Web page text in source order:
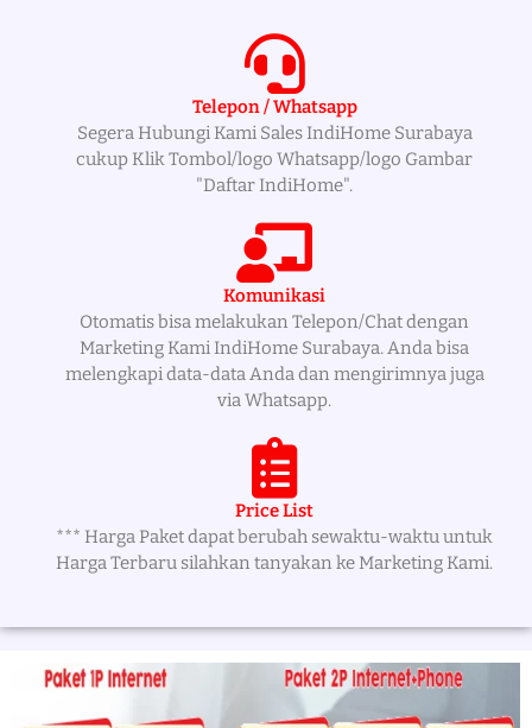
Telepon / Whatsapp
Segera Hubungi Kami Sales IndiHome Surabaya
cukup Klik Tombol/logo Whatsapp/logo Gambar
"Daftar IndiHome".
Komunikasi
Otomatis bisa melakukan Telepon/Chat dengan
Marketing Kami IndiHome Surabaya. Anda bisa
melengkapi data-data Anda dan mengirimnya juga
via Whatsapp.
Price List
*** Harga Paket dapat berubah sewaktu-waktu untuk
Harga Terbaru silahkan tanyakan ke Marketing Kami.